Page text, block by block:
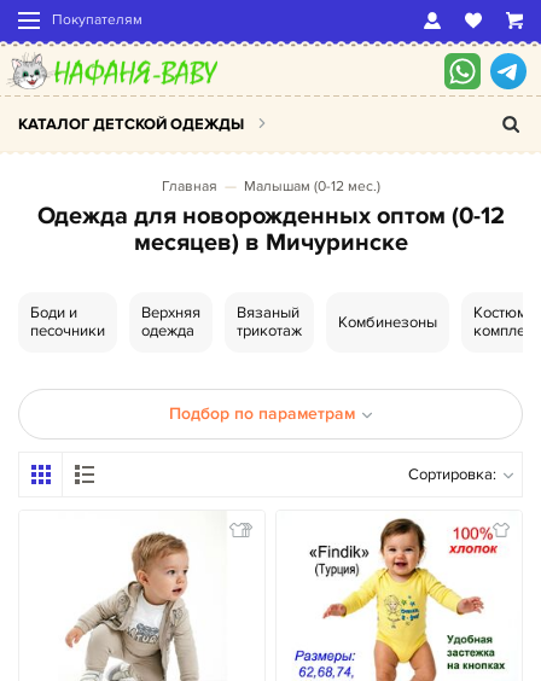
Покупателям
КАТАЛОГ ДЕТСКОЙ ОДЕЖДЫ
Главная Малышам (0-12 мес.)
Одежда для новорожденных оптом (0-12
месяцев) в Мичуринске
Боди и
песочники
Верхняя
одежда
Вязаный
трикотаж
Комбинезоны
Костюмы,
Подбор по параметрам
Сортировка: